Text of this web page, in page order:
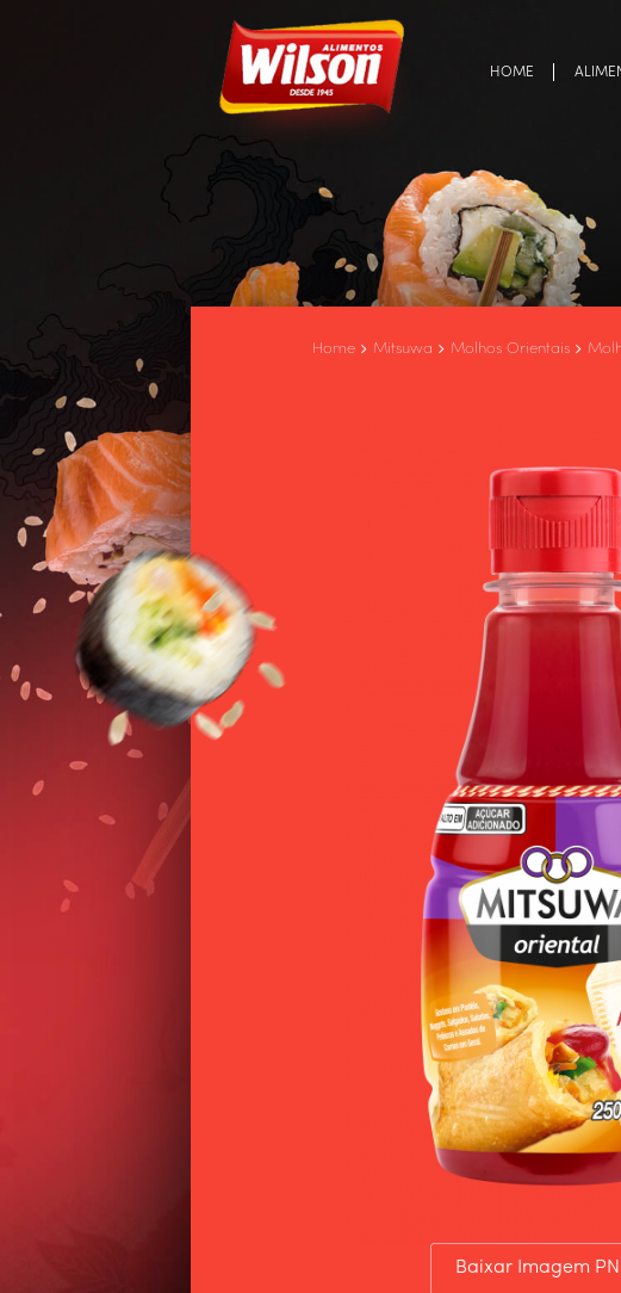
HOME
Home Mitsuwa Molhos Orientais
Baixar Imagem